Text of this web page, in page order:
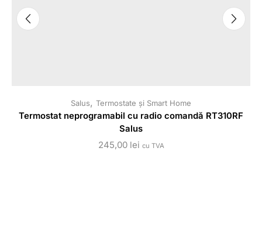
Salus, Termostate și Smart Home
Termostat neprogramabil cu radio comandă RT310RF
Salus
245,00 lei cu TVA